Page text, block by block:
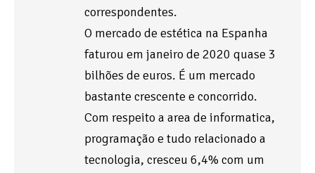
correspondentes.
O mercado de estética na Espanha
faturou em janeiro de 2020 quase 3
bilhões de euros. É um mercado
bastante crescente e concorrido.
Com respeito a area de informatica,
programação e tudo relacionado a
tecnologia, cresceu 6,4% com um